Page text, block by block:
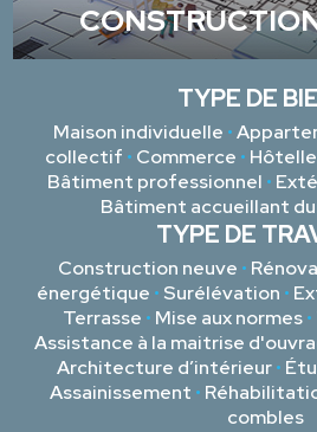
TYPE DE
Maison individuelle •
collectif • Commerce •
Bâtiment professionnel •
Bâtiment accueillant du
TYPE DE
Construction neuve •
énergétique • Surélévation •
Terrasse • Mise aux normes •
Assistance à la maitrise
Architecture d’intérieur•
Assainissement •
combles